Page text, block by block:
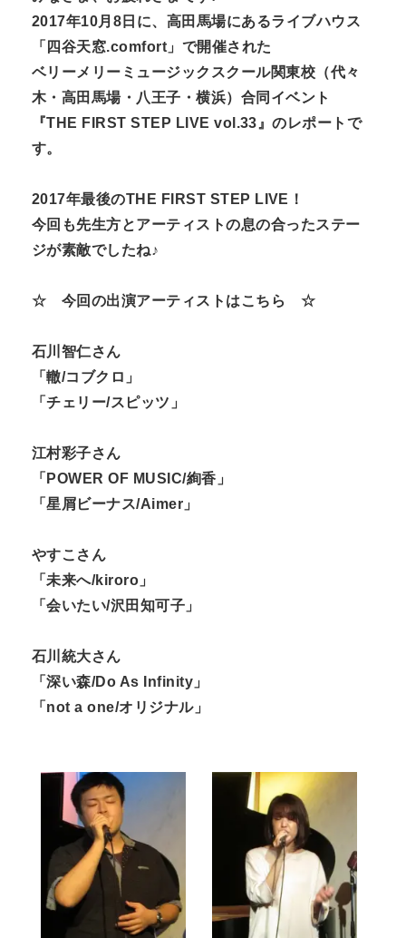
2017年10月8日に、高田馬場にあるライブハウス
「四谷天窓.comfort」で開催された
ベリーメリーミュージックスクール関東校（代々
木・高田馬場・八王子・横浜）合同イベント
『THE FIRST STEP LIVE vol.33』のレポートで
す。
2017年最後のTHE FIRST STEP LIVE！
今回も先生方とアーティストの息の合ったステー
ジが素敵でしたね♪
☆ 今回の出演アーティストはこちら ☆
石川智仁さん
「轍/コブクロ」
「チェリー/スピッツ」
江村彩子さん
「POWER OF MUSIC/絢香」
「星屑ビーナス/Aimer」
やすこさん
「未来へ/kiroro」
「会いたい/沢田知可子」
石川統大さん
「深い森/Do As Infinity」
「not a one/オリジナル」